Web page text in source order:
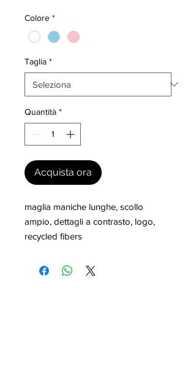
Colore *
Taglia *
Quantità *
Acquista ora
maglia maniche lunghe, scollo
ampio, dettagli a contrasto, logo,
recycled fibers